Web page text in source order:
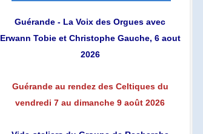
Guérande - La Voix des Orgues avec
Erwann Tobie et Christophe Gauche, 6 aout
2026
Guérande au rendez des Celtiques du
vendredi 7 au dimanche 9 août 2026